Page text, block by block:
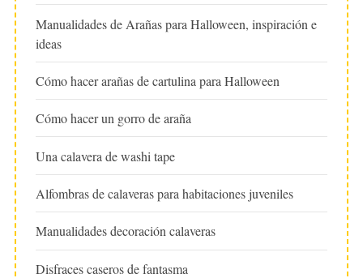
Manualidades de Arañas para Halloween, inspiración e
ideas
Cómo hacer arañas de cartulina para Halloween
Cómo hacer un gorro de araña
Una calavera de washi tape
Alfombras de calaveras para habitaciones juveniles
Manualidades decoración calaveras
Disfraces caseros de fantasma